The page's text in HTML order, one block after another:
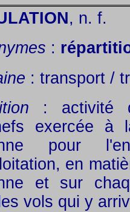
, n. f.
:
: transport /
: activité
exercée à
pour
en
et sur
vols qui y